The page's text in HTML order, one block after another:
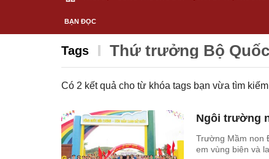
BẠN ĐỌC
Tags Thứ trưởng Bộ
Có 2 kết quả cho từ khóa tags bạn vừa tìm
Ngôi trường
Trường Mầm non
em vùng biên và